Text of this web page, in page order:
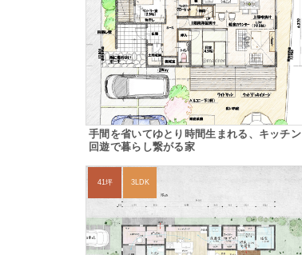
手間を省いてゆとり時間生まれる、キッチン
回遊で暮らし繋がる家
41坪 3LDK